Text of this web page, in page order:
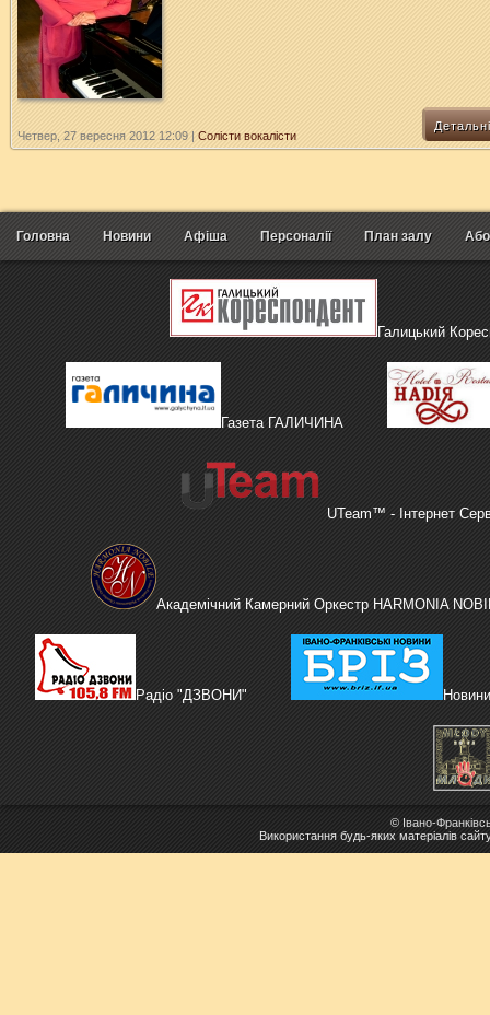
Четвер, 27 вересня 2012 12:09 | Солісти вокалісти
Головна Новини Афіша Персоналії План залу
Галицький
Газета ГАЛИЧИНА
UTeam™ - Інтернет
Академічний Камерний Оркестр HARMONIA
Радіо "ДЗВОНИ"
© Івано-
Використання будь-яких матеріалів